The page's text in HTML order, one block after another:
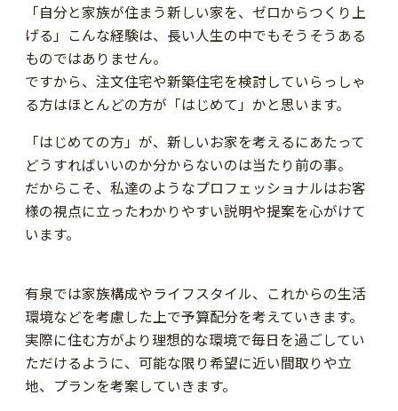
「自分と家族が住まう新しい家を、ゼロからつくり上
げる」こんな経験は、長い人生の中でもそうそうある
ものではありません。
ですから、注文住宅や新築住宅を検討していらっしゃ
る方はほとんどの方が「はじめて」かと思います。
「はじめての方」が、新しいお家を考えるにあたって
どうすればいいのか分からないのは当たり前の事。
だからこそ、私達のようなプロフェッショナルはお客
様の視点に立ったわかりやすい説明や提案を心がけて
います。
有泉では家族構成やライフスタイル、これからの生活
環境などを考慮した上で予算配分を考えていきます。
実際に住む方がより理想的な環境で毎日を過ごしてい
ただけるように、可能な限り希望に近い間取りや立
地、プランを考案していきます。